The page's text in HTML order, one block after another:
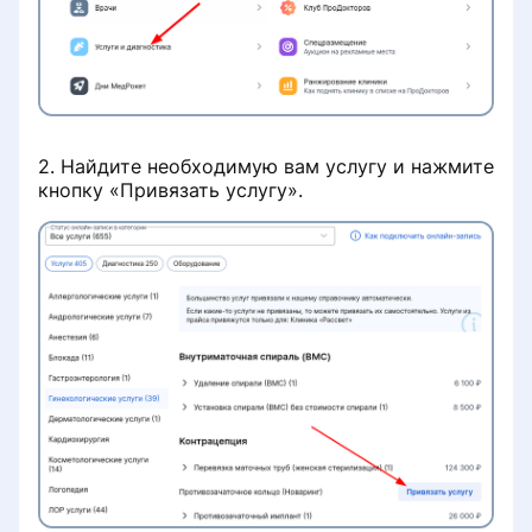
Бесплатный приём при условии
направлением
2. Найдите необходимую вам услугу и нажмите
кнопку «Привязать услугу».